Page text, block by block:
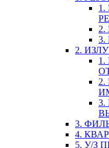
2.
3.
3.
4.
5. У/З